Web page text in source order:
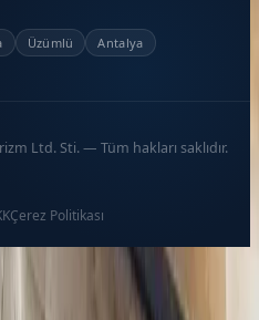
Üzümlü Antalya
Ltd. Sti. — Tüm hakları saklıdır.
Çerez Politikası